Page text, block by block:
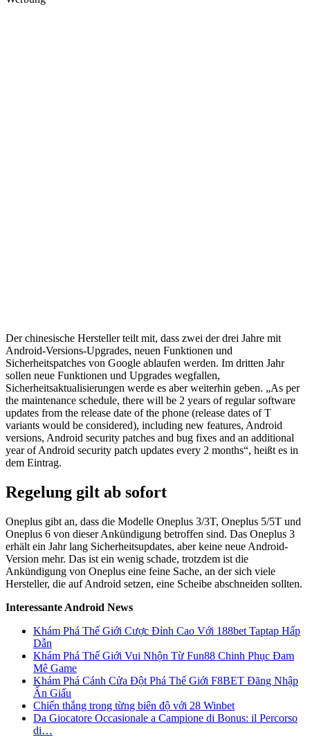
Der chinesische Hersteller teilt mit, dass zwei der drei Jahre mit
Android-Versions-Upgrades, neuen Funktionen und
Sicherheitspatches von Google ablaufen werden. Im dritten Jahr
sollen neue Funktionen und Upgrades wegfallen,
Sicherheitsaktualisierungen werde es aber weiterhin geben. „As per
the maintenance schedule, there will be 2 years of regular software
updates from the release date of the phone (release dates of T
variants would be considered), including new features, Android
versions, Android security patches and bug fixes and an additional
year of Android security patch updates every 2 months“, heißt es in
dem Eintrag.
Regelung gilt ab sofort
Oneplus gibt an, dass die Modelle Oneplus 3/3T, Oneplus 5/5T und
Oneplus 6 von dieser Ankündigung betroffen sind. Das Oneplus 3
erhält ein Jahr lang Sicherheitsupdates, aber keine neue Android-
Version mehr. Das ist ein wenig schade, trotzdem ist die
Ankündigung von Oneplus eine feine Sache, an der sich viele
Hersteller, die auf Android setzen, eine Scheibe abschneiden sollten.
Interessante Android News
Khám Phá Thế Giới Cược Đỉnh Cao Với 188bet Taptap Hấp
Dẫn
Khám Phá Thế Giới Vui Nhộn Từ Fun88 Chinh Phục Đam
Mê Game
Khám Phá Cánh Cửa Đột Phá Thế Giới F8BET Đăng Nhập
Ẩn Giấu
Chiến thắng trong từng biên độ với 28 Winbet
Da Giocatore Occasionale a Campione di Bonus: il Percorso
di…